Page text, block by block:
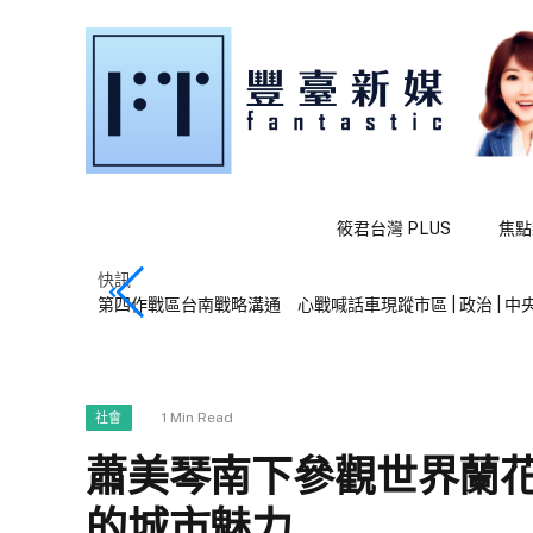
筱君台灣 PLUS 焦
快訊
第四作戰區台南戰略溝通 心戰喊話車現蹤市區 | 政治 | 中
社會 1 Min Read
蕭美琴南下參觀世界